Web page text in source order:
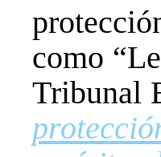
como
Tribunal